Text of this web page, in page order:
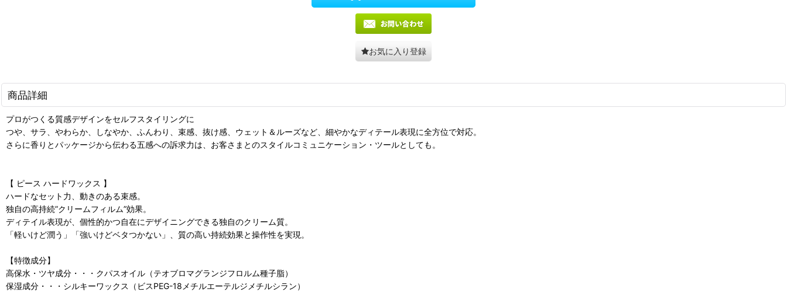
お気に入り登録
商品詳細
プロがつくる質感デザインをセルフスタイリングに
つや、サラ、やわらか、しなやか、ふんわり、束感、抜け感、ウェット＆ルーズなど、細やかなディテール表現に全方位で対応。
さらに香りとパッケージから伝わる五感への訴求力は、お客さまとのスタイルコミュニケーション・ツールとしても。
【 ピース ハードワックス 】
ハードなセット力、動きのある束感。
独自の高持続”クリームフィルム”効果。
ディテイル表現が、個性的かつ自在にデザイニングできる独自のクリーム質。
「軽いけど潤う」「強いけどベタつかない」、質の高い持続効果と操作性を実現。
【特徴成分】
高保水・ツヤ成分・・・クパスオイル（テオブロマグランジフロルム種子脂）
保湿成分・・・シルキーワックス（ビスPEG-18メチルエーテルジメチルシラン）